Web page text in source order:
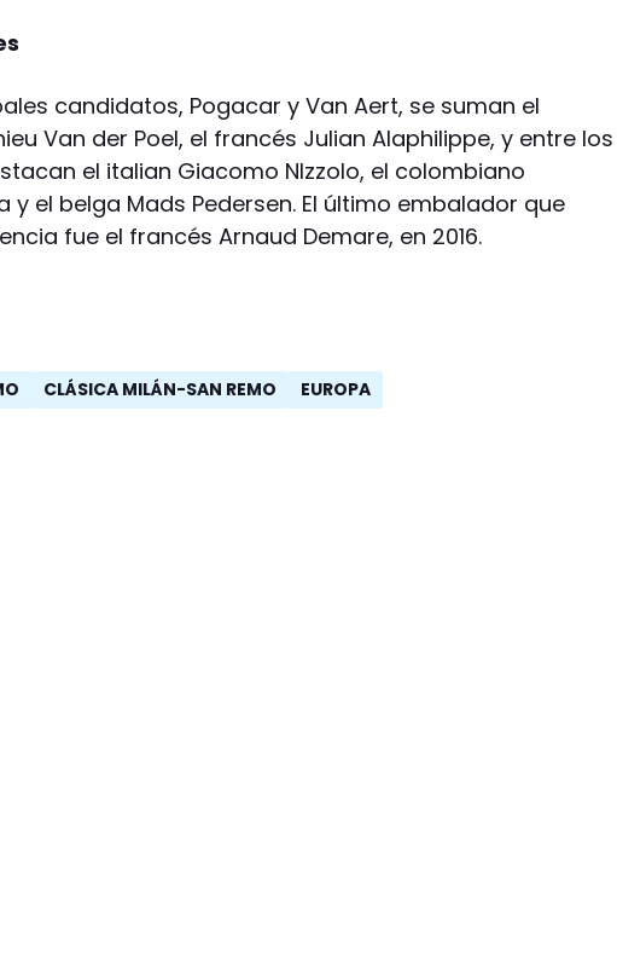
candidatos, Pogacar y Van Aert, se suman el
Van der Poel, el francés Julian Alaphilippe, y entre los
el italian Giacomo NIzzolo, el colombiano
y el belga Mads Pedersen. El último embalador que
fue el francés Arnaud Demare, en 2016.
CLÁSICA MILÁN-SAN REMO EUROPA